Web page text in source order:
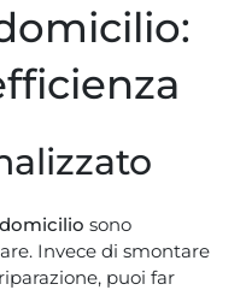
sono
Invece di smontare
puoi far